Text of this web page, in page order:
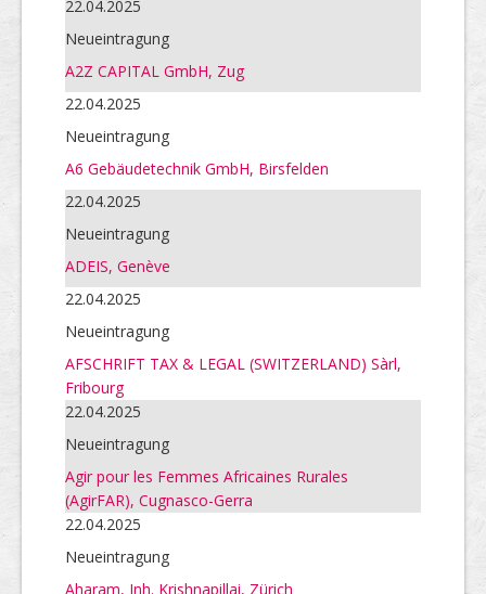
22.04.2025
Neueintragung
A2Z CAPITAL GmbH, Zug
22.04.2025
Neueintragung
A6 Gebäudetechnik GmbH, Birsfelden
22.04.2025
Neueintragung
ADEIS, Genève
22.04.2025
Neueintragung
AFSCHRIFT TAX & LEGAL (SWITZERLAND) Sàrl,
Fribourg
22.04.2025
Neueintragung
Agir pour les Femmes Africaines Rurales
(AgirFAR), Cugnasco-Gerra
22.04.2025
Neueintragung
Aharam, Inh. Krishnapillai, Zürich